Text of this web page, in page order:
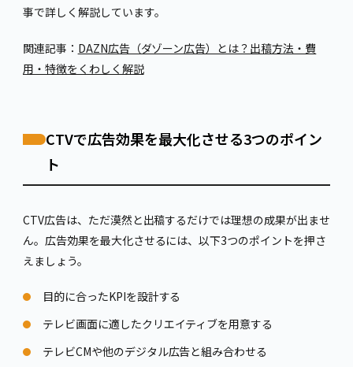
事で詳しく解説しています。
関連記事： DAZN広告（ダゾーン広告）とは？出稿方法・費
用・特徴をくわしく解説
CTVで広告効果を最大化させる3つのポイン
ト
CTV広告は、ただ漠然と出稿するだけでは理想の成果が出ませ
ん。広告効果を最大化させるには、以下3つのポイントを押さ
えましょう。
目的に合ったKPIを設計する
テレビ画面に適したクリエイティブを用意する
テレビCMや他のデジタル広告と組み合わせる